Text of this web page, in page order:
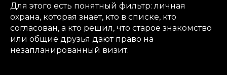
Для этого есть понятный фильтр: личная
охрана, которая знает, кто в списке, кто
согласован, а кто решил, что старое знакомство
или общие друзья дают право на
незапланированный визит.